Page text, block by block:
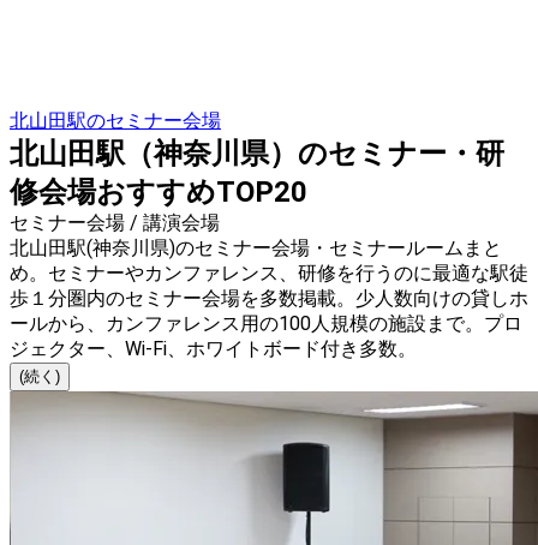
北山田駅のセミナー会場
北山田駅（神奈川県）のセミナー・研
修会場おすすめTOP20
セミナー会場 / 講演会場
北山田駅(神奈川県)のセミナー会場・セミナールームまと
め。セミナーやカンファレンス、研修を行うのに最適な駅徒
歩１分圏内のセミナー会場を多数掲載。少人数向けの貸しホ
ールから、カンファレンス用の100人規模の施設まで。プロ
ジェクター、Wi-Fi、ホワイトボード付き多数。
(続く)